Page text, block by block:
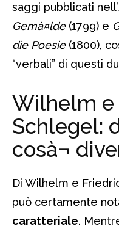
saggi pubblicati nell’
Gemà¤lde(1799) e
die Poesie(1800),
“verbali” di questi
Wilhelm e
Schlegel:
cosà¬
Di Wilhelm e
può certamente
caratteriale.